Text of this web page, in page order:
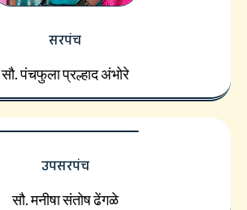
सरपंच
सौ. पंचफुला प्रल्हाद अंभोरे
उपसरपंच
सौ. मनीषा संतोष ढेंगळे